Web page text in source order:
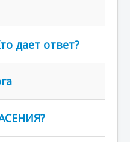
дает ответ?